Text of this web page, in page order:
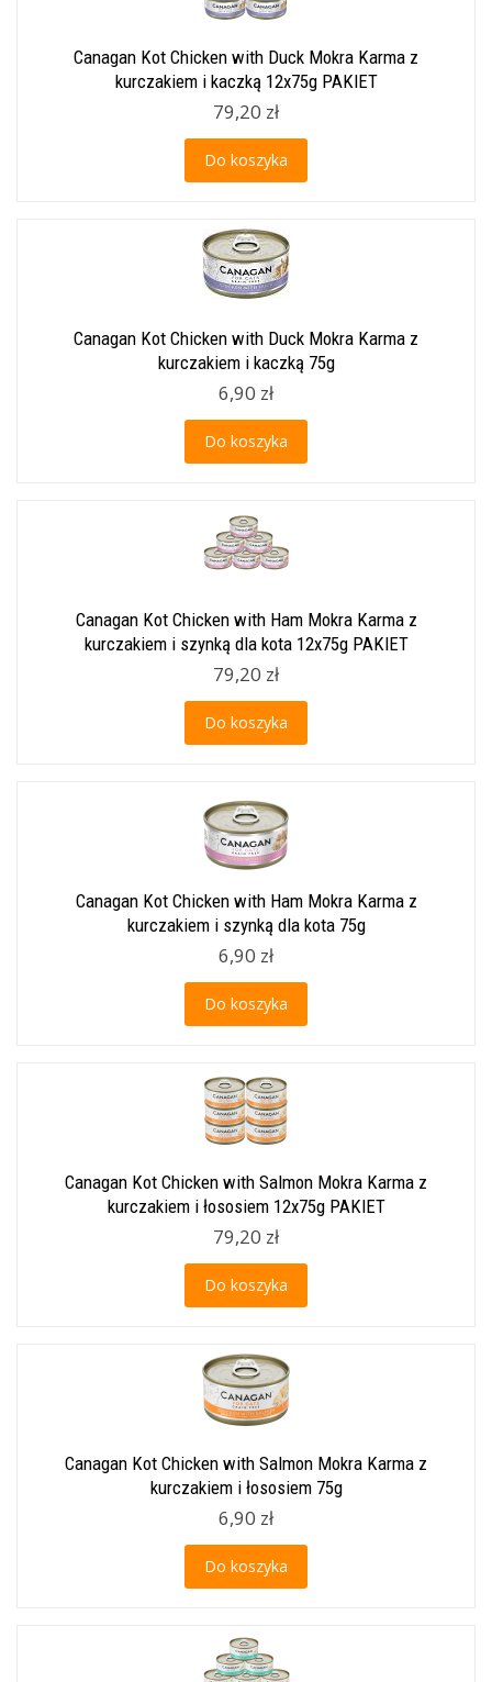
Canagan Kot Chicken with Duck Mokra Karma z
kurczakiem i kaczką 12x75g PAKIET
79,20 zł
Do koszyka
Canagan Kot Chicken with Duck Mokra Karma z
kurczakiem i kaczką 75g
6,90 zł
Do koszyka
Canagan Kot Chicken with Ham Mokra Karma z
kurczakiem i szynką dla kota 12x75g PAKIET
79,20 zł
Do koszyka
Canagan Kot Chicken with Ham Mokra Karma z
kurczakiem i szynką dla kota 75g
6,90 zł
Do koszyka
Canagan Kot Chicken with Salmon Mokra Karma z
kurczakiem i łososiem 12x75g PAKIET
79,20 zł
Do koszyka
Canagan Kot Chicken with Salmon Mokra Karma z
kurczakiem i łososiem 75g
6,90 zł
Do koszyka